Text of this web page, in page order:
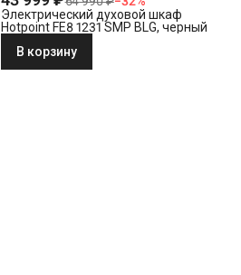
Электрический духовой шкаф
Hotpoint FE8 1231 SMP BLG, черный
В корзину